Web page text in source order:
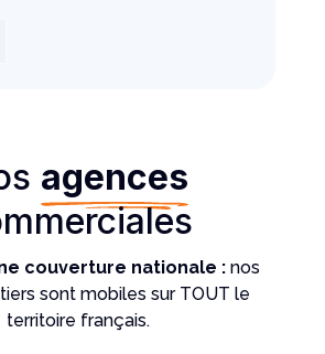
agences
couverture nationale : nos
sont mobiles sur TOUT le
territoire français.